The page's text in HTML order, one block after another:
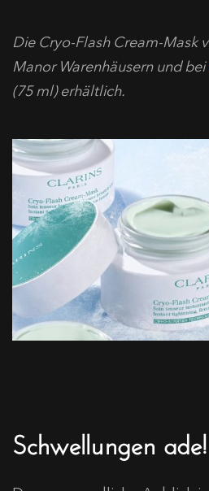
Die Cryo-Flash Cream-Mask
Manor Warenhäusern und bei
(75 ml) erhältlich.
Schwellungen ade!